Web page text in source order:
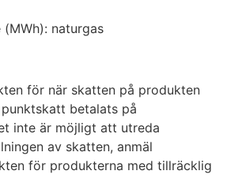
naturgas
för när skatten på produkten
betalats på
inte är möjligt att utreda
av skatten, anmäl
för produkterna med tillräcklig